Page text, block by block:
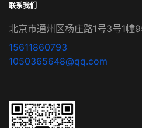
联系我们
北京市通州区杨庄路1号3号1幢
15611860793
1050365648@qq.com